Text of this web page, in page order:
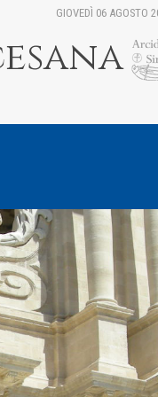
GIOVEDÌ 06 AGOSTO